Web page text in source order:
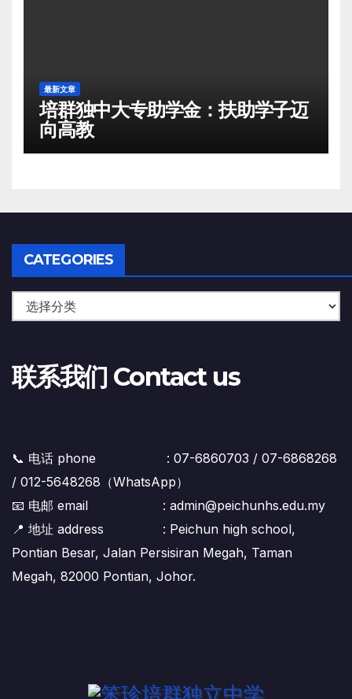
最新文章
培群独中大专助学金：扶助学子迈
向高教
CATEGORIES
联系我们 Contact us
📞 电话 phone : 07-6860703 / 07-6868268
/ 012-5648268（WhatsApp）
📧 电邮 email : admin@peichunhs.edu.my
📍 地址 address : Peichun high school,
Pontian Besar, Jalan Persisiran Megah, Taman
Megah, 82000 Pontian, Johor.